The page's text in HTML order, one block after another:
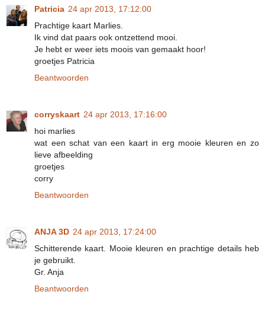
Patricia 24 apr 2013, 17:12:00
Prachtige kaart Marlies.
Ik vind dat paars ook ontzettend mooi.
Je hebt er weer iets moois van gemaakt hoor!
groetjes Patricia
Beantwoorden
corryskaart 24 apr 2013, 17:16:00
hoi marlies
wat een schat van een kaart in erg mooie kleuren en zo
lieve afbeelding
groetjes
corry
Beantwoorden
ANJA 3D 24 apr 2013, 17:24:00
Schitterende kaart. Mooie kleuren en prachtige details heb
je gebruikt.
Gr. Anja
Beantwoorden